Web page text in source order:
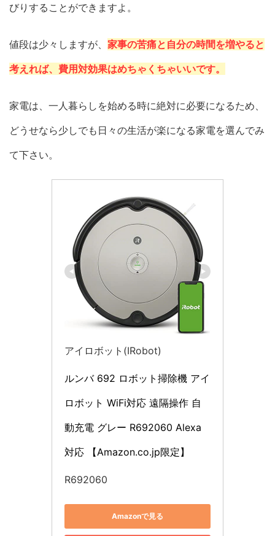
びりすることができますよ。
値段は少々しますが、 家事の苦痛と自分の時間を増やると
考えれば、費用対効果はめちゃくちゃいいです。
家電は、一人暮らしを始める時に絶対に必要になるため、
どうせなら少しでも日々の生活が楽になる家電を選んでみ
て下さい。
アイロボット(IRobot)
ルンバ 692 ロボット掃除機 アイ
ロボット WiFi対応 遠隔操作 自
動充電 グレー R692060 Alexa
対応 【Amazon.co.jp限定】
R692060
Amazonで見る